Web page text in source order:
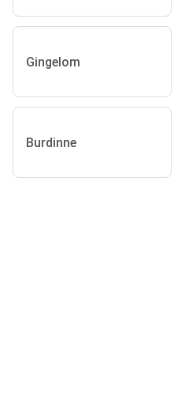
Gingelom
Burdinne